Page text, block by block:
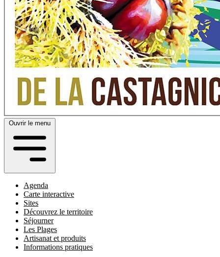
Ouvrir le menu
Agenda
Carte interactive
Sites
Découvrez le territoire
Séjourner
Les Plages
Artisanat et produits
Informations pratiques